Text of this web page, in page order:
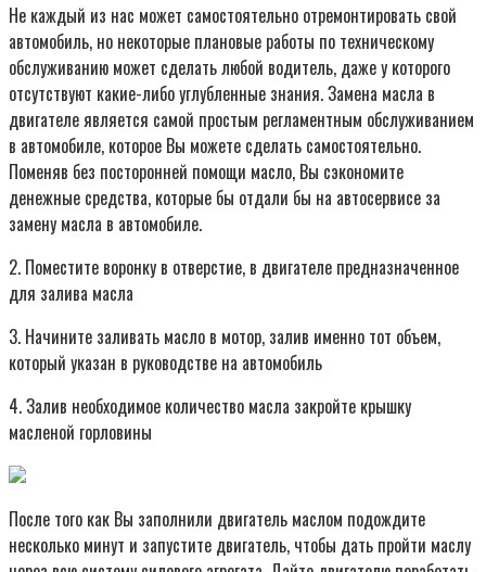
Не каждый из нас может самостоятельно отремонтировать свой
автомобиль, но некоторые плановые работы по техническому
обслуживанию может сделать любой водитель, даже у которого
отсутствуют какие-либо углубленные знания. Замена масла в
двигателе является самой простым регламентным обслуживанием
в автомобиле, которое Вы можете сделать самостоятельно.
Поменяв без посторонней помощи масло, Вы сэкономите
денежные средства, которые бы отдали бы на автосервисе за
замену масла в автомобиле.
2. Поместите воронку в отверстие, в двигателе предназначенное
для залива масла
3. Начините заливать масло в мотор, залив именно тот объем,
который указан в руководстве на автомобиль
4. Залив необходимое количество масла закройте крышку
масленой горловины
После того как Вы заполнили двигатель маслом подождите
несколько минут и запустите двигатель, чтобы дать пройти маслу